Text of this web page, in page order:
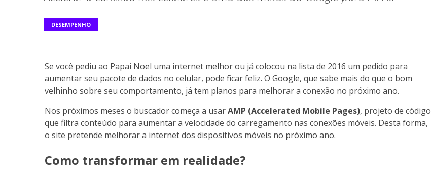
DESEMPENHO
Se você pediu ao Papai Noel uma internet melhor ou já colocou na lista de 2016 um pedido para
aumentar seu pacote de dados no celular, pode ficar feliz. O Google, que sabe mais do que o bom
velhinho sobre seu comportamento, já tem planos para melhorar a conexão no próximo ano.
Nos próximos meses o buscador começa a usarAMP (Accelerated Mobile Pages), projeto de código
que filtra conteúdo para aumentar a velocidade do carregamento nas conexões móveis. Desta forma,
o site pretende melhorar a internet dos dispositivos móveis no próximo ano.
Como transformar em realidade?